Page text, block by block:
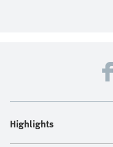
nehezedik a
elkerülése és a
Highlights